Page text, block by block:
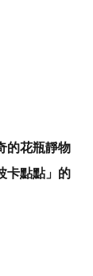
的花瓶靜物
卡點點」的